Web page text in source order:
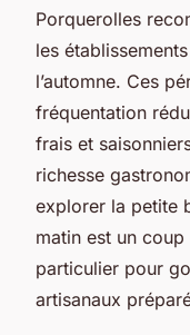
Porquerolles
les
l’automne. Ces
fréquentation
frais et
richesse
explorer la petite
matin est un
particulier pour
artisanaux